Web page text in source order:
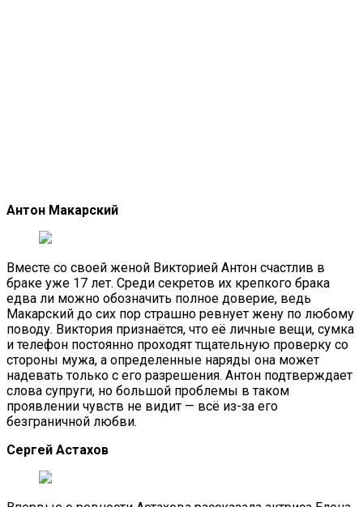
Антон Макарский
Вместе со своей женой Викторией Антон счастлив в
браке уже 17 лет. Среди секретов их крепкого брака
едва ли можно обозначить полное доверие, ведь
Макарский до сих пор страшно ревнует жену по любому
поводу. Виктория признаётся, что её личные вещи, сумка
и телефон постоянно проходят тщательную проверку со
стороны мужа, а определенные наряды она может
надевать только с его разрешения. Антон подтверждает
слова супруги, но большой проблемы в таком
проявлении чувств не видит — всё из-за его
безграничной любви.
Сергей Астахов